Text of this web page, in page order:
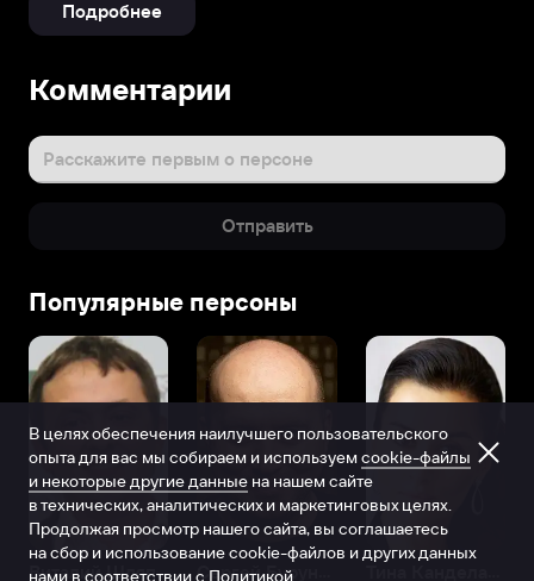
Подробнее
Комментарии
Расскажите первым о персоне
Отправить
Популярные персоны
Виталий Шляппо
В целях обеспечения наилучшего пользовательского
опыта для вас мы собираем и используем cookie-файлы
и некоторые другие данные на нашем сайте
в технических, аналитических и маркетинговых целях.
Продолжая просмотр нашего сайта, вы соглашаетесь
на сбор и использование cookie-файлов и других данных
нами в соответствии с Политикой